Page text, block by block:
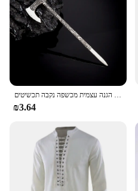
בציר הנורדית מילות הקסם סלטיק קשר קרב צירים שיער מקל נשים אתני ויקינגים ענק גרזן סיכות הגנה עצמית מכשפה נקבה תכשיטים
₪3.64